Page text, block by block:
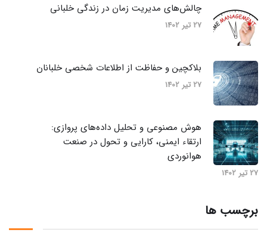
چالش‌های مدیریت زمان در زندگی خلبانی
27 تیر 1402
بلاکچین و حفاظت از اطلاعات شخصی خلبانان
27 تیر 1402
هوش مصنوعی و تحلیل داده‌های پروازی:
ارتقاء ایمنی، کارایی و تحول در صنعت
هوانوردی
27 تیر 1402
برچسب ها